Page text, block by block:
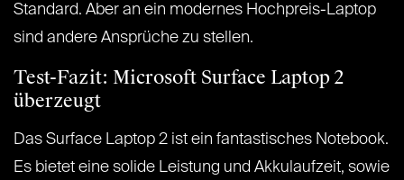
Standard. Aber an ein modernes Hochpreis-Laptop
sind andere Ansprüche zu stellen.
Test-Fazit: Microsoft Surface Laptop 2
überzeugt
Das Surface Laptop 2 ist ein fantastisches Notebook.
Es bietet eine solide Leistung und Akkulaufzeit, sowie